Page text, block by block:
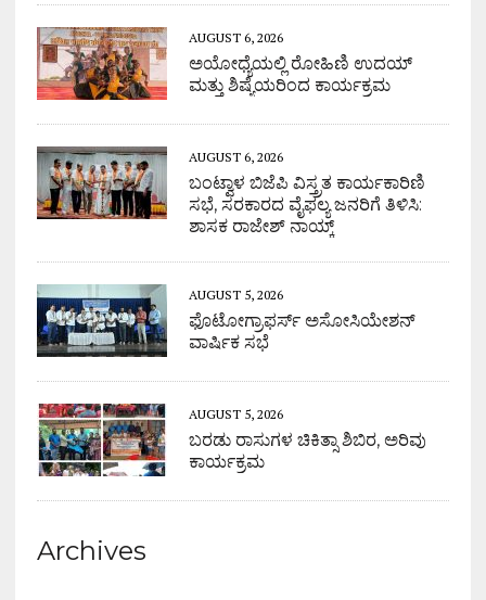
AUGUST 6, 2026
ಅಯೋಧ್ಯೆಯಲ್ಲಿ ರೋಹಿಣಿ ಉದಯ್
ಮತ್ತು ಶಿಷ್ಯೆಯರಿಂದ ಕಾರ್ಯಕ್ರಮ
AUGUST 6, 2026
ಬಂಟ್ವಾಳ ಬಿಜೆಪಿ ವಿಸ್ತ್ರತ ಕಾರ್ಯಕಾರಿಣಿ
ಸಭೆ, ಸರಕಾರದ ವೈಫಲ್ಯ ಜನರಿಗೆ ತಿಳಿಸಿ:
ಶಾಸಕ ರಾಜೇಶ್ ನಾಯ್ಕ್
AUGUST 5, 2026
ಫೊಟೋಗ್ರಾಫರ್ಸ್ ಅಸೋಸಿಯೇಶನ್
ವಾರ್ಷಿಕ ಸಭೆ
AUGUST 5, 2026
ಬರಡು ರಾಸುಗಳ ಚಿಕಿತ್ಸಾ ಶಿಬಿರ, ಅರಿವು
ಕಾರ್ಯಕ್ರಮ
Archives